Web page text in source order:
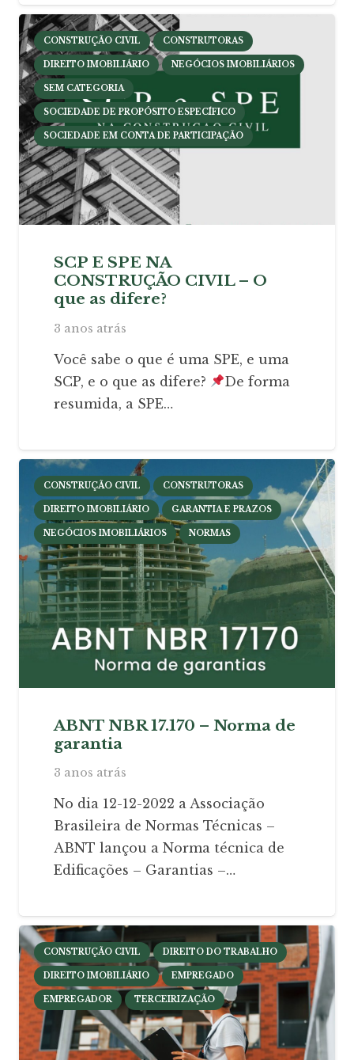
CONSTRUÇÃO CIVIL CONSTRUTORAS
DIREITO IMOBILIÁRIO NEGÓCIOS IMOBILIÁRIOS
SEM CATEGORIA
SOCIEDADE DE PROPÓSITO ESPECÍFICO
SOCIEDADE EM CONTA DE PARTICIPAÇÃO
SCP E SPE NA
CONSTRUÇÃO CIVIL – O
que as difere?
3 anos atrás
Você sabe o que é uma SPE, e uma
SCP, e o que as difere?
De forma
resumida, a SPE…
CONSTRUÇÃO CIVIL CONSTRUTORAS
DIREITO IMOBILIÁRIO GARANTIA E PRAZOS
NEGÓCIOS IMOBILIÁRIOS NORMAS
ABNT NBR 17.170 – Norma de
garantia
3 anos atrás
No dia 12-12-2022 a Associação
Brasileira de Normas Técnicas –
ABNT lançou a Norma técnica de
Edificações – Garantias –…
CONSTRUÇÃO CIVIL DIREITO DO TRABALHO
DIREITO IMOBILIÁRIO EMPREGADO
EMPREGADOR TERCEIRIZAÇÃO